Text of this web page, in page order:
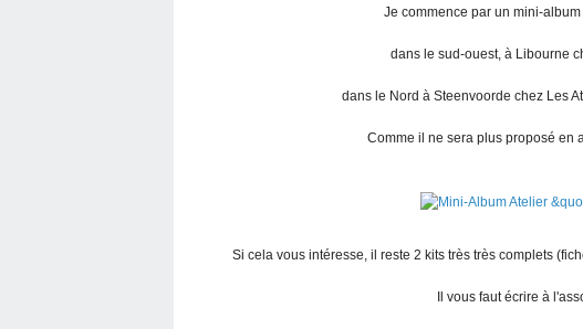
Je commence par un mini-
dans le sud-ouest, à Libourne
dans le Nord à Steenvoorde chez Les
Comme il ne sera plus proposé en
Si cela vous intéresse, il reste 2 kits très très complets
Il vous faut écrire à